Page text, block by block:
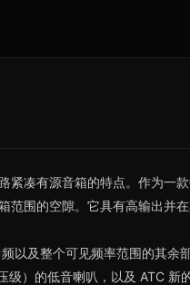
凑有源音箱的特点。作为一
围的空隙。它具有高输出并
以及整个可见频率范围的其余
）的低音喇叭，以及 ATC 新